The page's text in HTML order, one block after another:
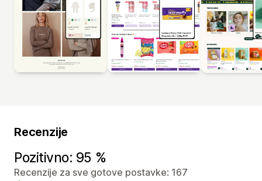
Recenzije
Pozitivno: 95 %
Recenzije za sve gotove postavke: 167